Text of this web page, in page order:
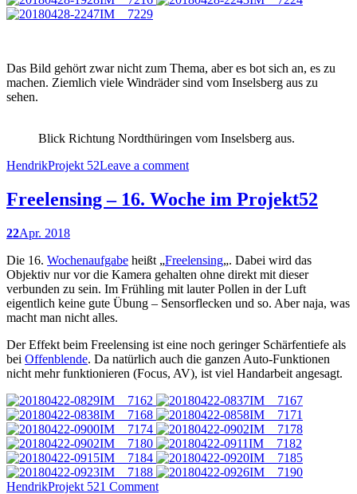
Das Bild gehört zwar nicht zum Thema, aber es bot sich an, es zu
machen. Ziemlich viele Windräder sind vom Inselsberg aus zu
sehen.
Blick Richtung Nordthüringen vom Inselsberg aus.
HendrikProjekt 52Leave a comment
Freelensing – 16. Woche im Projekt52
22Apr. 2018
Die 16. Wochenaufgabe heißt „Freelensing„. Dabei wird das
Objektiv nur vor die Kamera gehalten ohne direkt mit dieser
verbunden zu sein. Im Frühling mit lauter Pollen in der Luft
eigentlich keine gute Übung – Sensorflecken und so. Aber naja, was
macht man nicht alles.
Der Effekt beim Freelensing ist eine noch geringer Schärfentiefe als
bei Offenblende. Da natürlich auch die ganzen Auto-Funktionen
nicht mehr funktionieren (Focus, AV), ist viel Handarbeit angesagt.
HendrikProjekt 521 Comment